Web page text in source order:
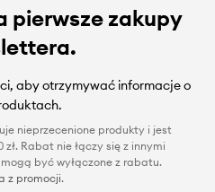
pierwsze zakupy
aby otrzymywać informacje o
nieprzecenione produkty i jest
Rabat nie łączy się z innymi
być wyłączone z rabatu.
z promocji.